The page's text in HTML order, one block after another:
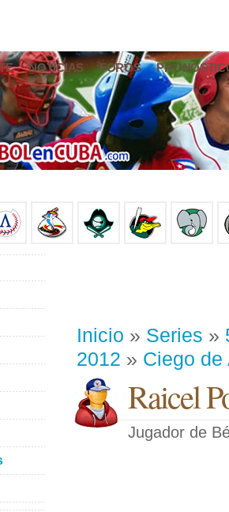
NOTICIAS FOROS
Inicio » Series »
2012 » Ciego de
Raicel
Jugador de